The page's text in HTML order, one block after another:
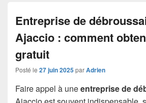
Entreprise de
Ajaccio : comment
gratuit
Posté le 27 juin 2025parAdrien
Faire appel à uneentreprise de